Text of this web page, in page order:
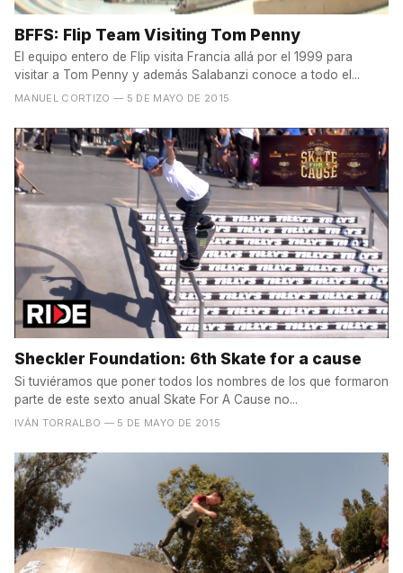
BFFS: Flip Team Visiting Tom Penny
El equipo entero de Flip visita Francia allá por el 1999 para
visitar a Tom Penny y además Salabanzi conoce a todo el...
MANUEL CORTIZO — 5 DE MAYO DE 2015
Sheckler Foundation: 6th Skate for a cause
Si tuviéramos que poner todos los nombres de los que formaron
parte de este sexto anual Skate For A Cause no...
IVÁN TORRALBO — 5 DE MAYO DE 2015